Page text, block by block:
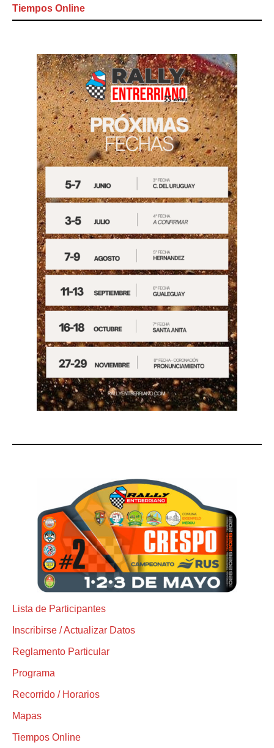
Tiempos Online
Lista de Participantes
Inscribirse / Actualizar Datos
Reglamento Particular
Programa
Recorrido / Horarios
Mapas
Tiempos Online